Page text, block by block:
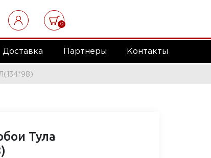
0
Доставка Партнеры Контакты
Тула